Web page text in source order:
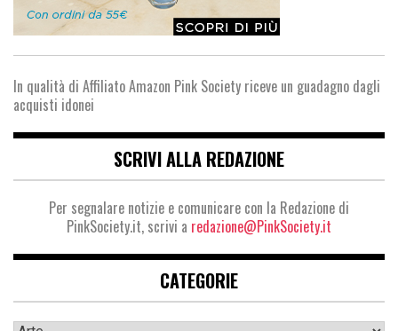
In qualità di Affiliato Amazon Pink Society riceve un guadagno dagli
acquisti idonei
SCRIVI ALLA REDAZIONE
Per segnalare notizie e comunicare con la Redazione di
PinkSociety.it, scrivi a redazione@PinkSociety.it
CATEGORIE